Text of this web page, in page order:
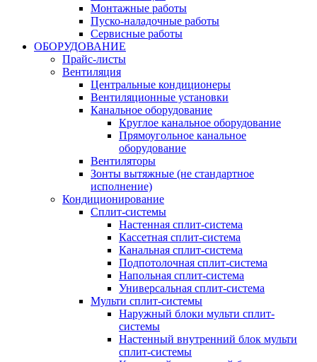
Монтажные работы
Пуско-наладочные работы
Сервисные работы
ОБОРУДОВАНИЕ
Прайс-листы
Вентиляция
Центральные кондиционеры
Вентиляционные установки
Канальное оборудование
Круглое канальное оборудование
Прямоугольное канальное
оборудование
Вентиляторы
Зонты вытяжные (не стандартное
исполнение)
Кондиционирование
Сплит-системы
Настенная сплит-система
Кассетная сплит-система
Канальная сплит-система
Подпотолочная сплит-система
Напольная сплит-система
Универсальная сплит-система
Мульти сплит-системы
Наружный блоки мульти сплит-
системы
Настенный внутренний блок мульти
сплит-системы